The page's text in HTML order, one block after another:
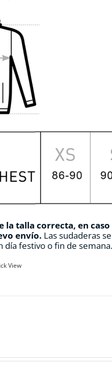
la talla correcta, en
envío. Las sudaderas
día festivo o fin de
View